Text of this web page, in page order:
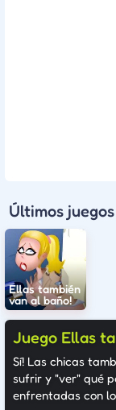
Últimos
Ellas también
van al baño!
Juego Ellas
Sí! Las chicas
sufrir y "ver" qué
enfrentadas con